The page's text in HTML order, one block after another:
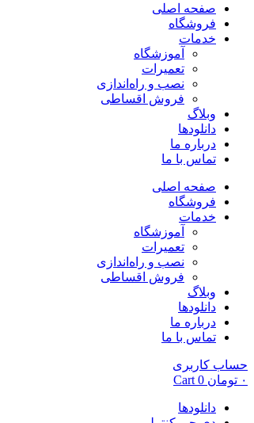
صفحه اصلی
فروشگاه
خدمات
آموزشگاه
تعمیرات
نصب و راه‌اندازی
فروش اقساطی
وبلاگ
دانلودها
درباره ما
تماس با ما
صفحه اصلی
فروشگاه
خدمات
آموزشگاه
تعمیرات
نصب و راه‌اندازی
فروش اقساطی
وبلاگ
دانلودها
درباره ما
تماس با ما
حساب کاربری
۰ تومان 0
Cart
دانلودها